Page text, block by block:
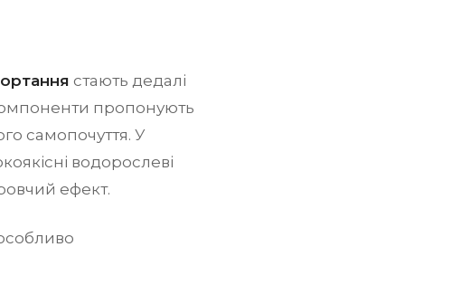
стають дедалі
пропонують
самопочуття. У
водорослеві
ефект.